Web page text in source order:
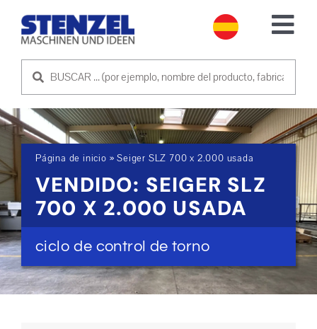
MÁQUINAS USADAS
VENDER MÁQUINA
SERVICIO
EMPRESA
PÓNGASE EN CONTACTO CON NOSOTROS
Página de inicio »Seiger SLZ 700 x 2.000 usada
VENDIDO: SEIGER SLZ
700 X 2.000 USADA
ciclo de control de torno